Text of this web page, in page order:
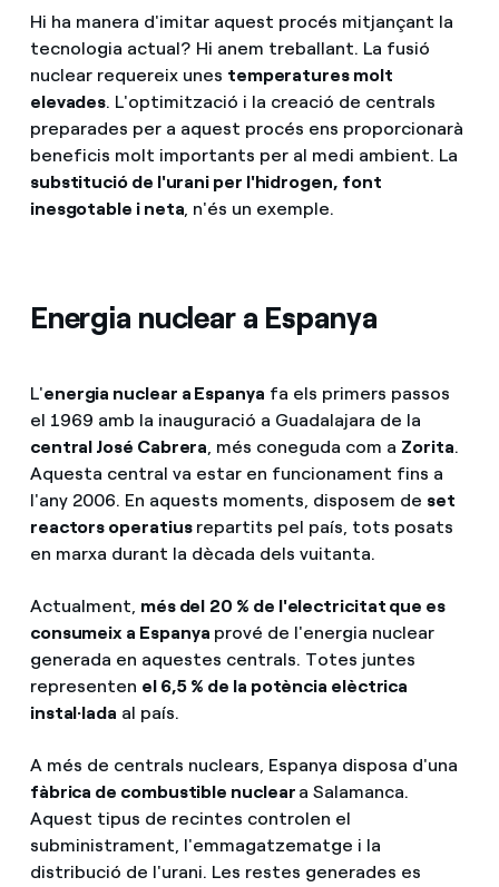
Hi ha manera d'imitar aquest procés mitjançant la
tecnologia actual? Hi anem treballant. La fusió
nuclear requereix unes temperatures molt
elevades. L'optimització i la creació de centrals
preparades per a aquest procés ens proporcionarà
beneficis molt importants per al medi ambient. La
substitució de l'urani per l'hidrogen, font
inesgotable i neta, n'és un exemple.
Energia nuclear a Espanya
L'energia nuclear a Espanya fa els primers passos
el 1969 amb la inauguració a Guadalajara de la
central José Cabrera, més coneguda com a Zorita.
Aquesta central va estar en funcionament fins a
l'any 2006. En aquests moments, disposem de set
reactors operatiusrepartits pel país, tots posats
en marxa durant la dècada dels vuitanta.
Actualment, més del 20 % de l'electricitat que es
consumeix a Espanya prové de l'energia nuclear
generada en aquestes centrals. Totes juntes
representen el 6,5 % de la potència elèctrica
instal·lada al país.
A més de centrals nuclears, Espanya disposa d'una
fàbrica de combustible nuclear a Salamanca.
Aquest tipus de recintes controlen el
subministrament, l'emmagatzematge i la
distribució de l'urani. Les restes generades es